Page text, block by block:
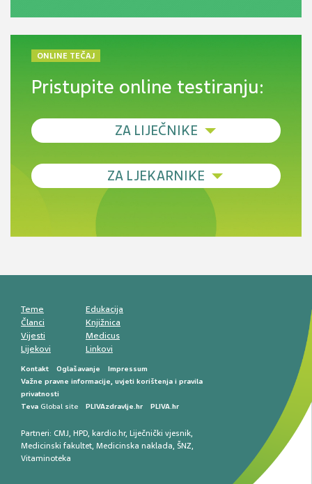
ONLINE TEČAJ
Pristupite online testiranju:
ZA LIJEČNIKE
Debljina - od prevencije do personalizirane
Novi pogled na migrenu: komorbiditeti, spolne
razlike i nove terapije
smetnji do rane onkološke dijagnostike
ZA LJEKARNIKE
Antikoagulansi u ljekarničkoj praksi –
Teme
Članci
Vijesti
Lijekovi
Edukacija
Knjižnica
Medicus
Linkovi
Kontakt Oglašavanje
Impressum
Važne pravne informacije, uvjeti korištenja i pravila
privatnosti
Teva Global site PLIVAzdravlje.hr PLIVA.hr
Partneri: CMJ, HPD, kardio.hr, Liječnički vjesnik,
Medicinski fakultet, Medicinska naklada, ŠNZ,
Vitaminoteka